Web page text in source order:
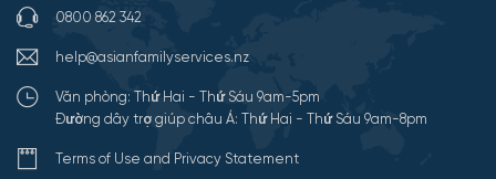
0800 862 342
help@asianfamilyservices.nz
Văn phòng: Thứ Hai - Thứ Sáu 9am-5pm
Đường dây trợ giúp châu Á: Thứ Hai - Thứ Sáu 9am-8pm
Terms of Use and Privacy Statement